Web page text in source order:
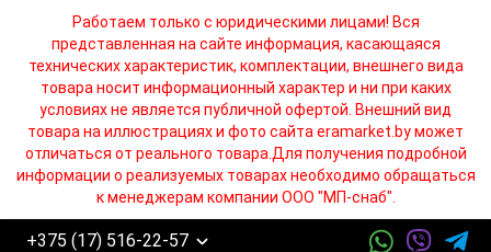
Работаем только с юридическими лицами! Вся
представленная на сайте информация, касающаяся
технических характеристик, комплектации, внешнего вида
товара носит информационный характер и ни при каких
условиях не является публичной офертой. Внешний вид
товара на иллюстрациях и фото сайта eramarket.by может
отличаться от реального товара.Для получения подробной
информации о реализуемых товарах необходимо обращаться
к менеджерам компании ООО "МП-снаб".
+375 (17) 516-22-57